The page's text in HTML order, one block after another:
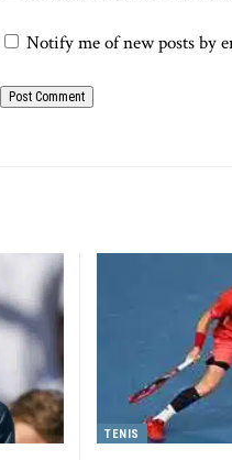
Notify me of new posts by
TENIS